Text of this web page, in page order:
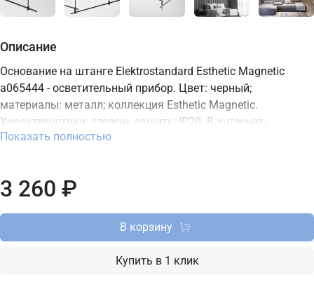
Описание
Основание на штанге Elektrostandard Esthetic Magnetic
a065444 - осветительный прибор. Цвет: черный;
материалы: металл; коллекция Esthetic Magnetic.
Характеристики: степень защиты IP20. В интернет-
магазине ТД "Меркурий" можно купить осветительный
Показать полностью
3 260 ₽
В корзину
Купить в 1 клик